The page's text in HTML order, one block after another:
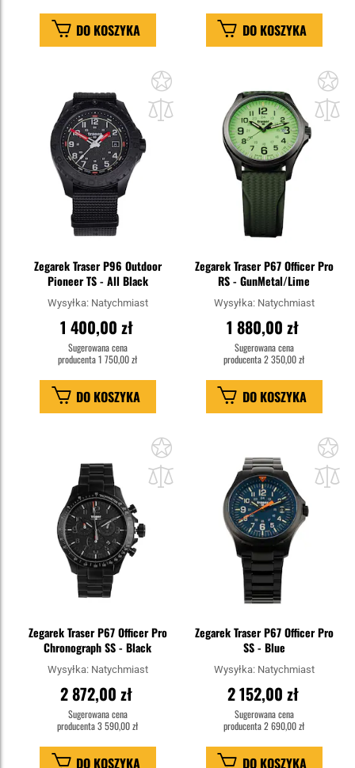
DO KOSZYKA DO KOSZYKA
do
schowka
Zegarek Traser P96 Outdoor
Pioneer TS - All Black
Wysyłka: Natychmiast
1 400,00 zł
Sugerowana cena
producenta1 750,00 zł
DO KOSZYKA
do
Zegarek Traser P67 Officer Pro
RS - GunMetal/Lime
Wysyłka: Natychmiast
1 880,00 zł
Sugerowana cena
producenta2 350,00 zł
DO KOSZYKA
do
schowka
Zegarek Traser P67 Officer Pro
Chronograph SS - Black
Wysyłka: Natychmiast
2 872,00 zł
Sugerowana cena
producenta3 590,00 zł
DO KOSZYKA
do
Zegarek Traser P67 Officer Pro
SS - Blue
Wysyłka: Natychmiast
2 152,00 zł
Sugerowana cena
producenta2 690,00 zł
DO KOSZYKA